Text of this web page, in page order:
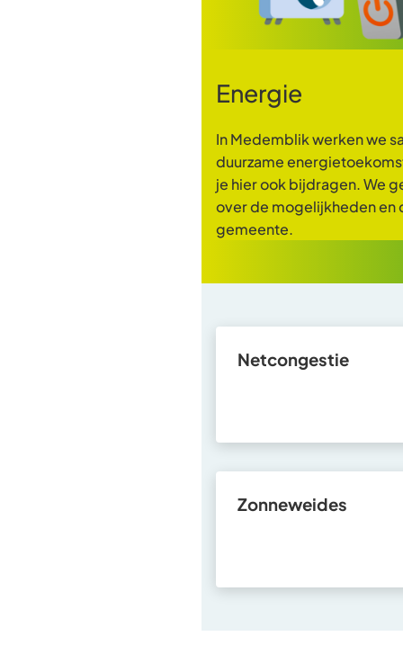
Energie
In Medemblik werken we
duurzame
je hier ook bijdragen. We
over de mogelijkheden en
gemeente.
Netcongestie
Zonneweides